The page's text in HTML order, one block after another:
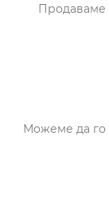
Продаваме
Можеме да го